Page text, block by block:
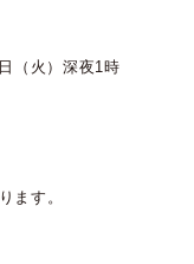
（火）深夜1時
ます。